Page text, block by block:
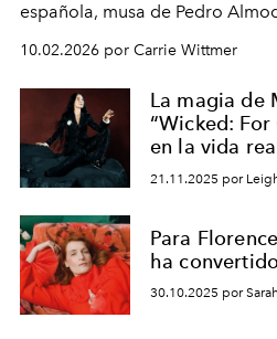
española, musa de Pedro
Barcelona", ha dividido su
Estados Unidos. Su nueva
dirigida por Maggie Gyllenhaal.
10.02.2026 por Carrie Wittmer
La magia de
“Wicked: For
en la vida real
21.11.2025 por
Para
ha
30.10.2025 por